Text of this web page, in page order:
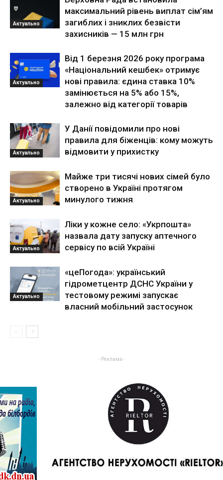
Актуально
максимальний рівень виплат сім’ям
загиблих і зниклих безвісти
захисників — 15 млн грн
Актуально
Від 1 березня 2026 року програма
«Національний кешбек» отримує
нові правила: єдина ставка 10%
замінюється на 5% або 15%,
залежно від категорії товарів
Актуально
У Данії повідомили про нові
правила для біженців: кому можуть
відмовити у прихистку
Актуально
Майже три тисячі нових сімей було
створено в Україні протягом
минулого тижня
Актуально
Ліки у кожне село: «Укрпошта»
назвала дату запуску аптечного
сервісу по всій Україні
Актуально
«цеПогода»: український
гідрометцентр ДСНС України у
тестовому режимі запускає
власний мобільний застосунок
- Реклама -